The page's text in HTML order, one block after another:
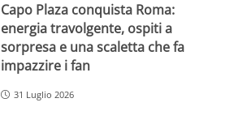
Capo Plaza conquista Roma:
energia travolgente, ospiti a
sorpresa e una scaletta che fa
impazzire i fan
31 Luglio 2026